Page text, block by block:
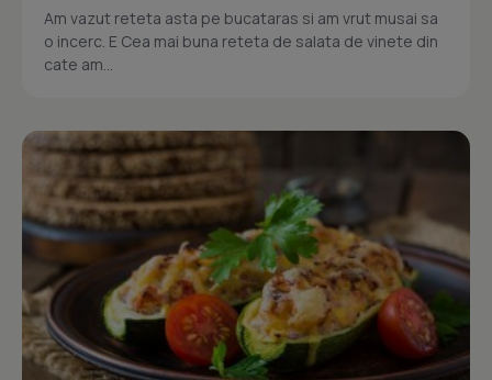
Am vazut reteta asta pe bucataras si am vrut musai sa
o incerc. E Cea mai buna reteta de salata de vinete din
cate am...